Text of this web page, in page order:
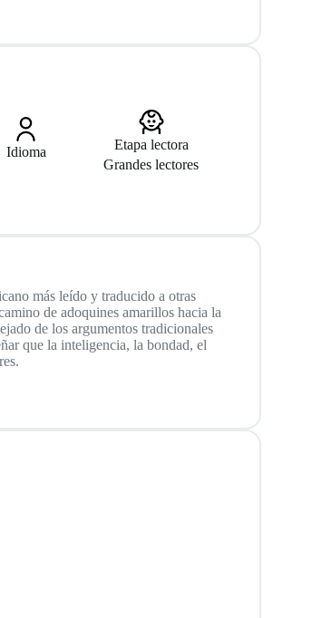
Idioma
Etapa lectora
Grandes lectores
más leído y traducido a otras
de adoquines amarillos hacia la
de los argumentos tradicionales
que la inteligencia, la bondad, el